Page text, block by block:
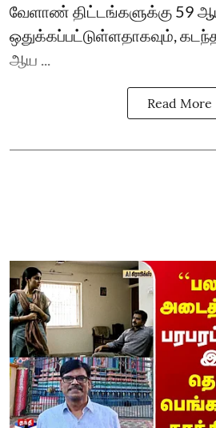
வேளாண் திட்டங்களுக்கு 59
ஒதுக்கப்பட்டுள்ளதாகவும்,
ஆய ...
Read More